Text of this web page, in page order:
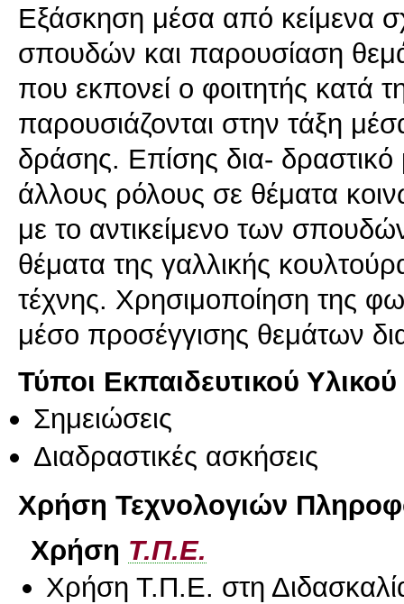
Εξάσκηση μέσα από κείμενα
σπουδών και παρουσίαση
που εκπονεί ο φοιτητής κατά
παρουσιάζονται στην τάξη
δράσης. Επίσης δια-
άλλους ρόλους σε θέματα
με το αντικείμενο των
θέματα της γαλλικής
τέχνης. Χρησιμοποίηση της
μέσο προσέγγισης θεμάτων
Τύποι Εκπαιδευτικού Υλικού
Σημειώσεις
Διαδραστικές ασκήσεις
Χρήση Τεχνολογιών
Χρήση Τ.Π.Ε.
Χρήση Τ.Π.Ε. στη